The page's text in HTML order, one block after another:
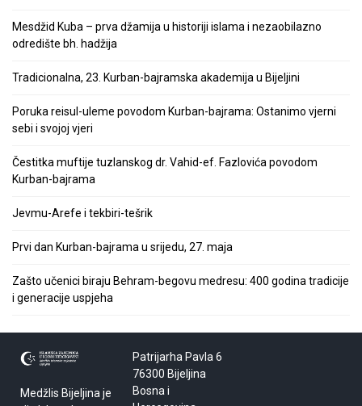
Mesdžid Kuba – prva džamija u historiji islama i nezaobilazno
odredište bh. hadžija
Tradicionalna, 23. Kurban-bajramska akademija u Bijeljini
Poruka reisul-uleme povodom Kurban-bajrama: Ostanimo vjerni
sebi i svojoj vjeri
Čestitka muftije tuzlanskog dr. Vahid-ef. Fazlovića povodom
Kurban-bajrama
Jevmu-Arefe i tekbiri-tešrik
Prvi dan Kurban-bajrama u srijedu, 27. maja
Zašto učenici biraju Behram-begovu medresu: 400 godina tradicije
i generacije uspjeha
Medžlis Bijeljina je
Patrijarha Pavla 6
76300 Bijeljina
Bosna i